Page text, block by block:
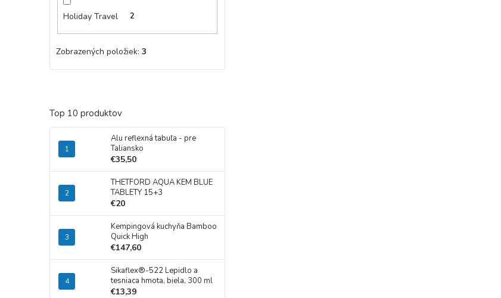
Holiday Travel 2
Zobrazených položiek: 3
Top 10 produktov
Alu reflexná tabuľa - pre
Taliansko
€35,50
THETFORD AQUA KEM BLUE
TABLETY 15+3
€20
Kempingová kuchyňa Bamboo
Quick High
€147,60
Sikaflex®-522 Lepidlo a
tesniaca hmota, biela, 300 ml
€13,39